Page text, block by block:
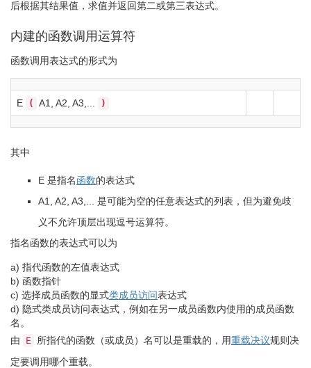
后根据其结果值，求值并返回第二或第三表达式。
内建的函数调用运算符
函数调用表达式的形式为
E ( A1, A2, A3,... )
其中
E 是指名函数的表达式
A1, A2, A3,...
是可能为空的任意表达式的列表，但为避免歧
义不允许顶层出现逗号运算符。
指名函数的表达式可以为
a) 指代函数的左值表达式
b) 函数指针
c) 选择成员函数的显式类成员访问表达式
d) 隐式类成员访问表达式，例如在另一成员函数内使用的成员函数
名。
由
E 所指代的函数（或成员）名可以是重载的，用重载决议规则决
定要调用哪个重载。